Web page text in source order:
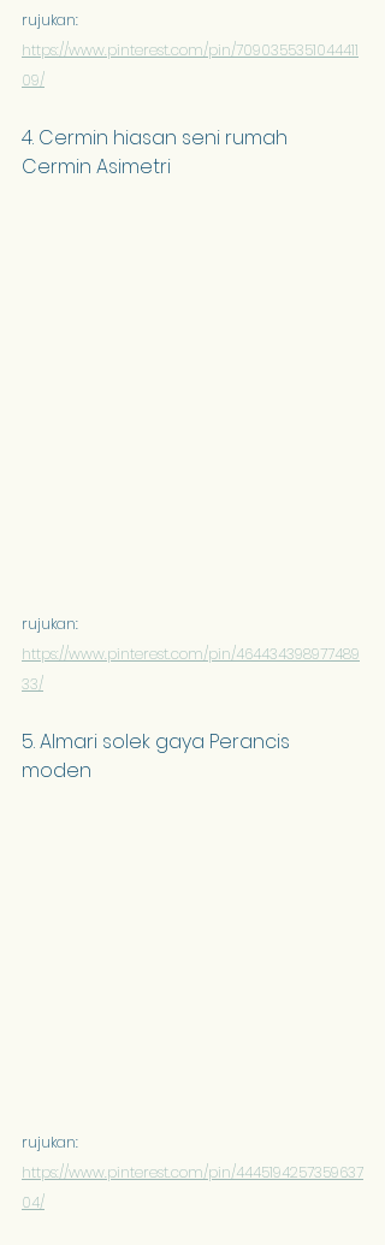
rujukan:
https://www.pinterest.com/pin/7090355351044411
09/
4. Cermin hiasan seni rumah
Cermin Asimetri
rujukan:
https://www.pinterest.com/pin/464434398977489
33/
5. Almari solek gaya Perancis
moden
rujukan:
https://www.pinterest.com/pin/4445194257359637
04/